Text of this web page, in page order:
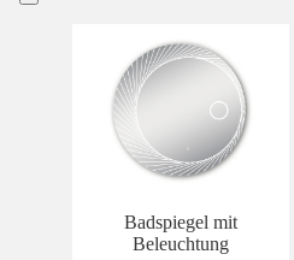
Badspiegel mit
Beleuchtung